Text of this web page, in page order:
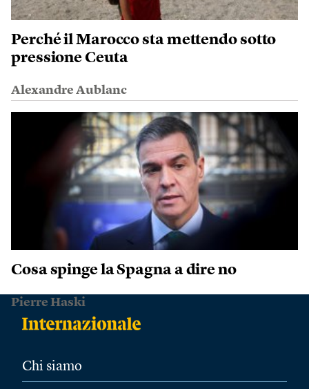
Perché il Marocco sta mettendo sotto
pressione Ceuta
Alexandre Aublanc
Cosa spinge la Spagna a dire no
Pierre Haski
Chi siamo